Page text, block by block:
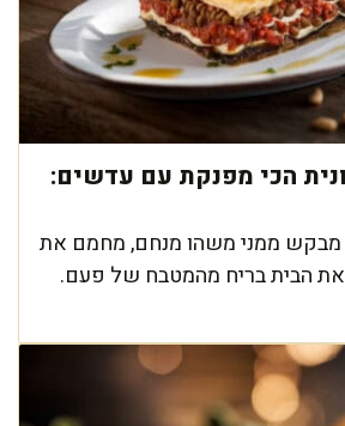
הכי מפנקת עם עדשים:
ממני משהו מנחם, מחמם את
הבית בריח מהמטבח של פעם.